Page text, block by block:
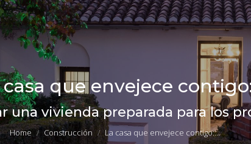
casa que envejece
una vivienda preparada para los
You are here:
Home Construcción La casa que envejece contigo:…